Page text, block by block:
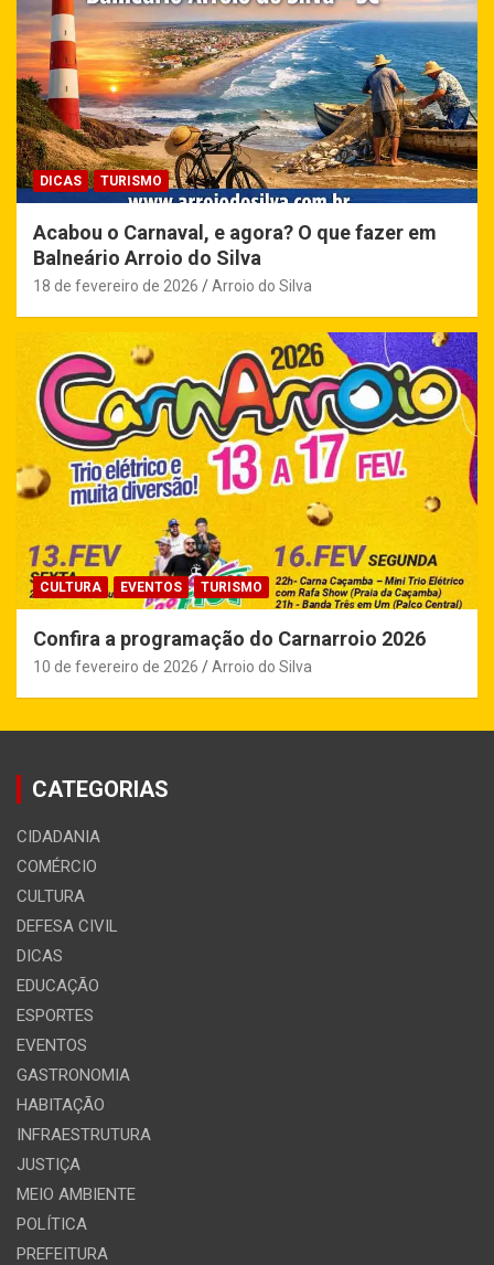
DICAS TURISMO
Acabou o Carnaval, e agora? O que fazer em
Balneário Arroio do Silva
18 de fevereiro de 2026 Arroio do Silva
CULTURA EVENTOS TURISMO
Confira a programação do Carnarroio 2026
10 de fevereiro de 2026 Arroio do Silva
CATEGORIAS
CIDADANIA
COMÉRCIO
CULTURA
DEFESA CIVIL
DICAS
EDUCAÇÃO
ESPORTES
EVENTOS
GASTRONOMIA
HABITAÇÃO
INFRAESTRUTURA
JUSTIÇA
MEIO AMBIENTE
POLÍTICA
PREFEITURA